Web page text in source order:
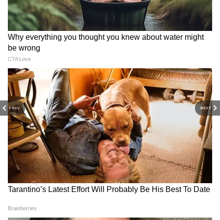
PREV NEXT
সিআইডি। ঘটনার তদন্তে নেমে ইতিমধ্যেই সিআইডি
১৩ জন বিধায়কের সঙ্গে কথা বলেছেন।
DOWNLOAD APP
RECOMMENDED STORIES